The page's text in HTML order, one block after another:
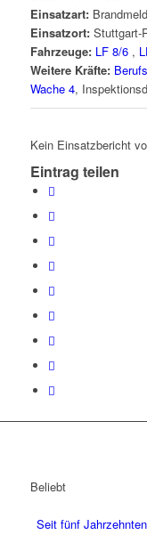
Einsatzart:
Einsatzort:Stuttgart-
Fahrzeuge: LF 8/6 ,
Weitere Kräfte:
Wache 4,
Kein Einsatzbericht
Eintrag teilen
Beliebt
Seit fünf